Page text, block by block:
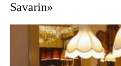
Savarin»